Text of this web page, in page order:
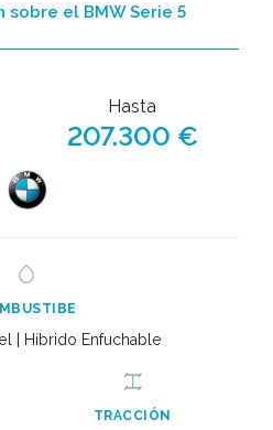
sobre el BMW Serie 5
Hasta
207.300 €
| Híbrido Enfuchable
TRACCIÓN